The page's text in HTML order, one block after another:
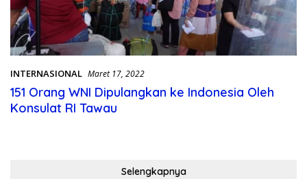
INTERNASIONAL Maret 17, 2022
151 Orang WNI Dipulangkan ke Indonesia Oleh
Konsulat RI Tawau
Selengkapnya